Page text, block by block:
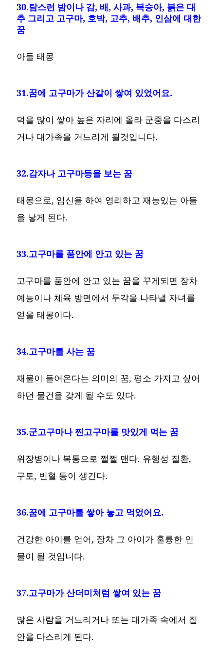
30.탐스런 밤이나 감, 배, 사과, 복숭아, 붉은 대
추 그리고 고구마, 호박, 고추, 배추, 인삼에 대한
꿈
아들 태몽
31.꿈에 고구마가 산같이 쌓여 있었어요.
덕을 많이 쌓아 높은 자리에 올라 군중을 다스리
거나 대가족을 거느리게 될것입니다.
32.감자나 고구마등을 보는 꿈
태몽으로, 임신을 하여 영리하고 재능있는 아들
을 낳게 된다.
33.고구마를 품안에 안고 있는 꿈
고구마를 품안에 안고 있는 꿈을 꾸게되면 장차
예능이나 체육 방면에서 두각을 나타낼 자녀를
얻을 태몽이다.
34.고구마를 사는 꿈
재물이 들어온다는 의미의 꿈, 평소 가지고 싶어
하던 물건을 갖게 될 수도 있다.
35.군고구마나 찐고구마를 맛있게 먹는 꿈
위장병이나 복통으로 쩔쩔 맨다. 유행성 질환,
구토, 빈혈 등이 생긴다.
36.꿈에 고구마를 쌓아 놓고 먹었어요.
건강한 아이를 얻어, 장차 그 아이가 훌륭한 인
물이 될 것입니다.
37.고구마가 산더미처럼 쌓여 있는 꿈
많은 사람을 거느리거나 또는 대가족 속에서 집
안을 다스리게 된다.